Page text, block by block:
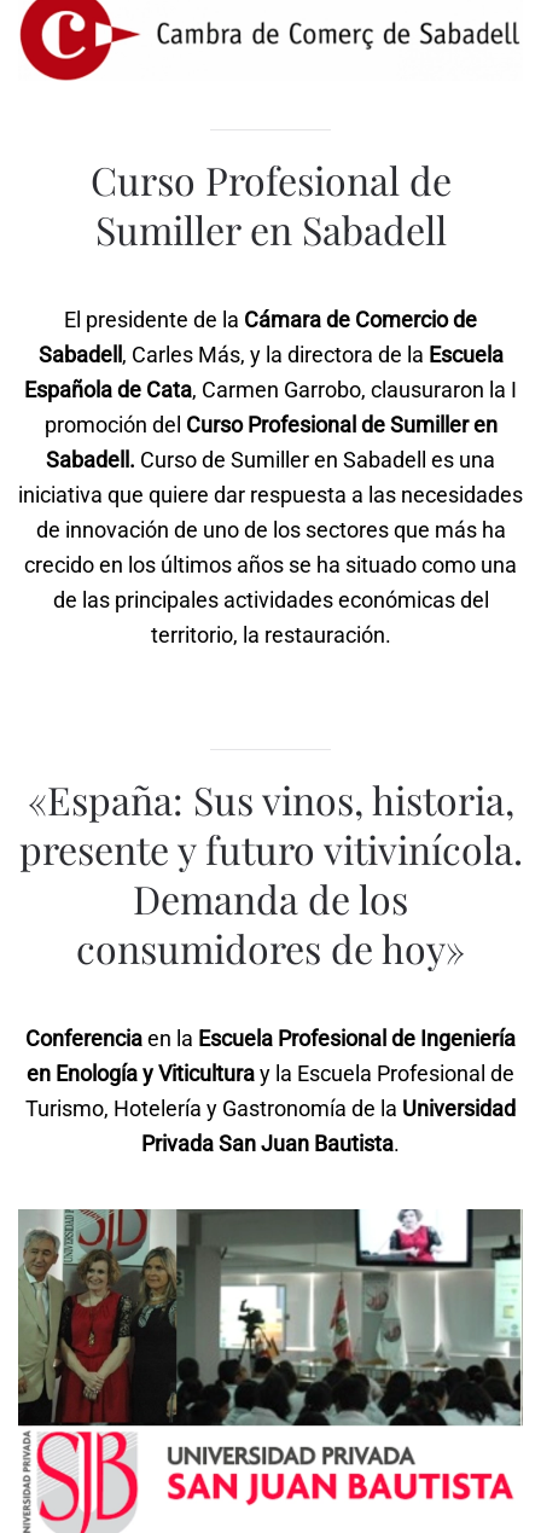
Curso Profesional de
Sumiller en Sabadell
El presidente de la Cámara de Comercio de
Sabadell, Carles Más, y la directora de la Escuela
Española de Cata, Carmen Garrobo, clausuraron la I
promoción del Curso Profesional de Sumiller en
Sabadell. Curso de Sumiller en Sabadell es una
iniciativa que quiere dar respuesta a las necesidades
de innovación de uno de los sectores que más ha
crecido en los últimos años se ha situado como una
de las principales actividades económicas del
territorio, la restauración.
«España: Sus vinos, historia,
presente y futuro vitivinícola.
Demanda de los
consumidores de hoy»
Conferenciaen la Escuela Profesional de Ingeniería
en Enología y Viticulturay la Escuela Profesional de
Turismo, Hotelería y Gastronomía de la Universidad
Privada San Juan Bautista.